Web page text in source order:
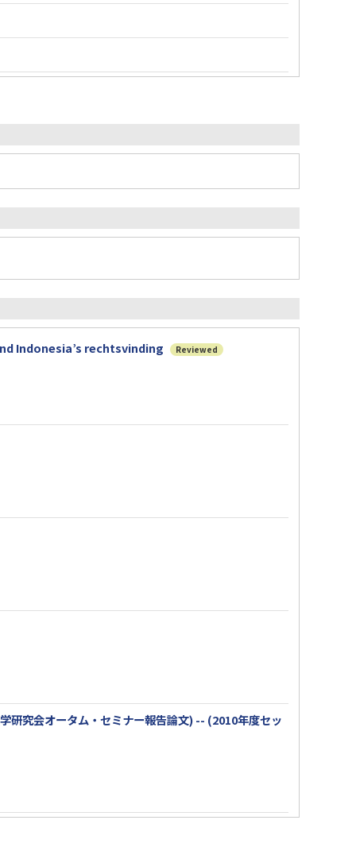
Indonesia’s rechtsvinding Reviewed
研究会オータム・セミナー報告論文) -- (2010年度セッ